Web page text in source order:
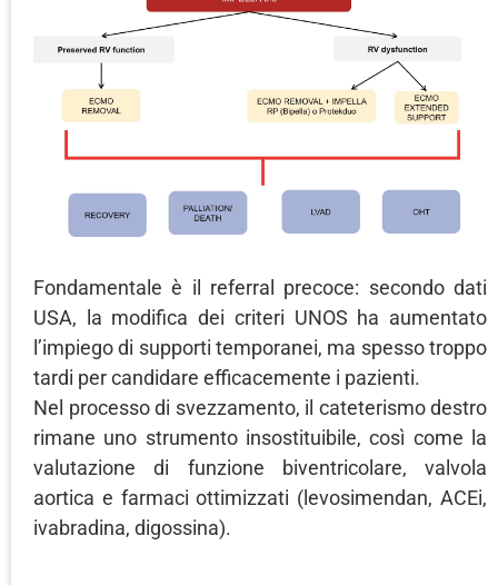
Fondamentale è il referral precoce: secondo dati
USA, la modifica dei criteri UNOS ha aumentato
l’impiego di supporti temporanei, ma spesso troppo
tardi per candidare efficacemente i pazienti.
Nel processo di svezzamento, il cateterismo destro
rimane uno strumento insostituibile, così come la
valutazione di funzione biventricolare, valvola
aortica e farmaci ottimizzati (levosimendan, ACEi,
ivabradina, digossina).